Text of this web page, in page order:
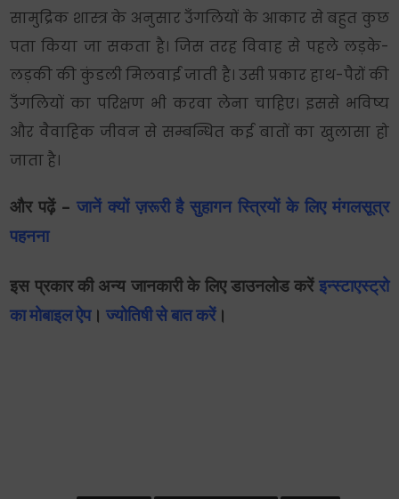
सामुद्रिक शास्त्र के अनुसार उँगलियों के आकार से बहुत कुछ
पता किया जा सकता है। जिस तरह विवाह से पहले लड़के-
लड़की की कुंडली मिलवाई जाती है। उसी प्रकार हाथ-पैरों की
उँगलियों का परिक्षण भी करवा लेना चाहिए। इससे भविष्य
और वैवाहिक जीवन से सम्बन्धित कई बातों का खुलासा हो
जाता है।
और पढ़ें – जानें क्यों ज़रूरी है सुहागन स्त्रियों के लिए मंगलसूत्र
पहनना
इस प्रकार की अन्य जानकारी के लिए डाउनलोड करें इन्स्टाएस्ट्रो
का मोबाइल ऐप।ज्योतिषी से बात करें।